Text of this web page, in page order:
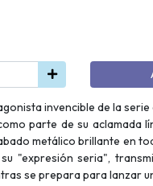
invencible de la serie
parte de su aclamada
metálico brillante en
"expresión seria",
se prepara para lanzar